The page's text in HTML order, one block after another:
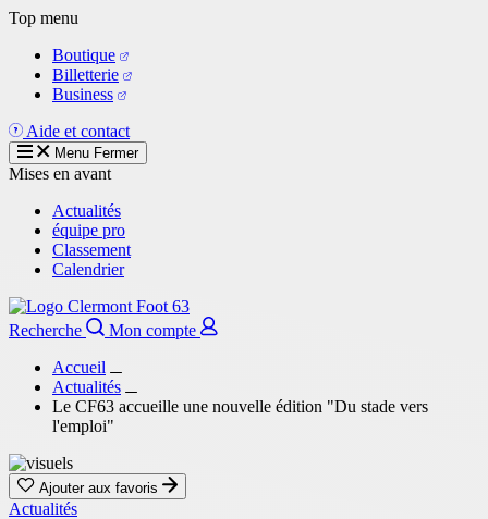
Aller
contenu
principal
Top menu
Boutique
Billetterie
Business
Aide et contact
Menu Fermer
Mises en avant
Actualités
équipe pro
Classement
Calendrier
Recherche
Mon compte
Accueil
Actualités
Le CF63 accueille une nouvelle édition "Du stade vers
l'emploi"
Ajouter aux favoris
Actualités